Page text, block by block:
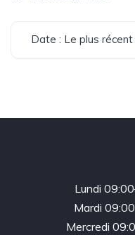
Date : Le plus récent
Lundi
Mardi
Mercredi